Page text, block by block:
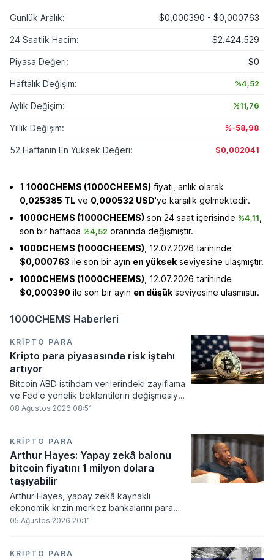
Günlük Aralık: $0,000390 - $0,000763
24 Saatlik Hacim: $2.424.529
Piyasa Değeri: $0
Haftalık Değişim: %4,52
Aylık Değişim: %11,76
Yıllık Değişim: %-58,98
52 Haftanın En Yüksek Değeri: $0,002041
1 1000CHEMS (1000CHEEMS) fiyatı, anlık olarak
0,025385 TL ve 0,000532 USD'ye karşılık gelmektedir.
1000CHEMS (1000CHEEMS) son 24 saat içerisinde %4,11
son bir haftada %4,52 oranında değişmiştir.
1000CHEMS (1000CHEEMS) , 12.07.2026 tarihinde
$0,000763 ile son bir ayın en yüksek seviyesine ulaşmıştır.
1000CHEMS (1000CHEEMS) , 12.07.2026 tarihinde
$0,000390 ile son bir ayın en düşük seviyesine ulaşmıştır.
1000CHEMS Haberleri
KRIPTO PARA
Kripto para piyasasında risk iştahı
artıyor
Bitcoin ABD istihdam verilerindeki zayıflama
ve Fed'e yönelik beklentilerin değişmesiyle
haftayı yükselişle kapattı. Kripto para
açıklanacak enflasyon rakamlarına ve
küresel gelişmelere çevrildi.
08 Ağustos 2026 08:51
KRIPTO PARA
Arthur Hayes: Yapay zekâ balonu
bitcoin fiyatını 1 milyon dolara
taşıyabilir
Arthur Hayes, yapay zekâ kaynaklı
ekonomik krizin merkez bankalarını para
basmaya zorlayacağını ve bu durumun
kayıplarının tetikleyeceği kredi krizinin
05 Ağustos 2026 20:11
KRIPTO PARA